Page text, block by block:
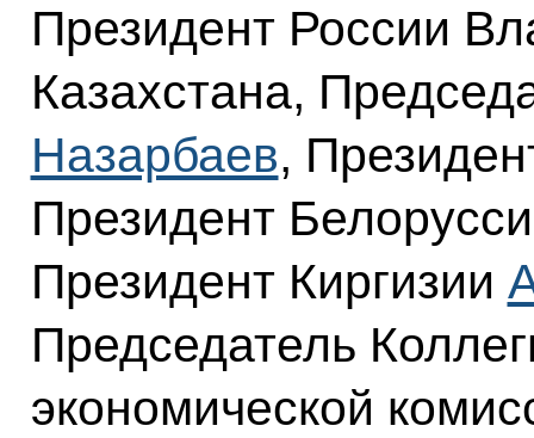
Президент России
Казахстана,
Назарбаев,
Президент
Президент Киргизии
Председатель
экономической